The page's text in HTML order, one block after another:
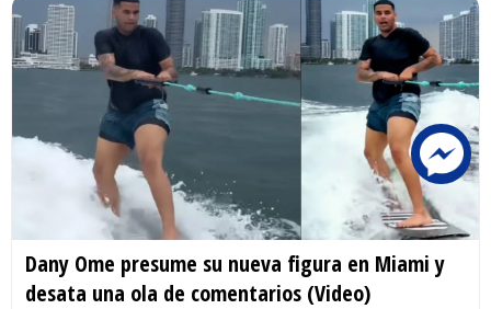
Dany Ome presume su nueva figura en Miami y
desata una ola de comentarios (Video)